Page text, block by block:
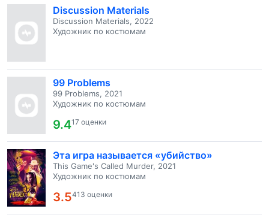
Discussion Materials
Discussion Materials, 2022
Художник по костюмам
99 Problems
99 Problems, 2021
Художник по костюмам
9.417 оценки
Эта игра называется «убийство»
This Game's Called Murder, 2021
Художник по костюмам
3.5413 оценки